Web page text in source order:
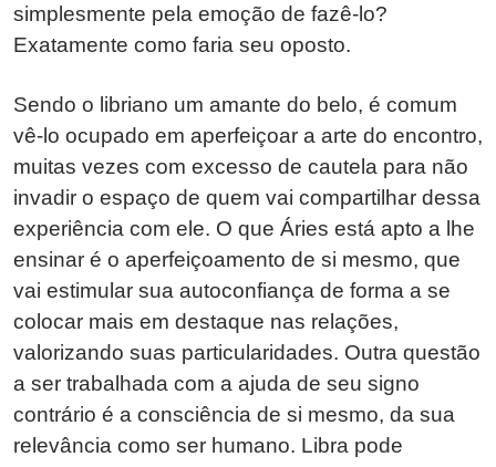
simplesmente pela emoção de fazê-lo?
Exatamente como faria seu oposto.
Sendo o libriano um amante do belo, é comum
vê-lo ocupado em aperfeiçoar a arte do encontro,
muitas vezes com excesso de cautela para não
invadir o espaço de quem vai compartilhar dessa
experiência com ele. O que Áries está apto a lhe
ensinar é o aperfeiçoamento de si mesmo, que
vai estimular sua autoconfiança de forma a se
colocar mais em destaque nas relações,
valorizando suas particularidades. Outra questão
a ser trabalhada com a ajuda de seu signo
contrário é a consciência de si mesmo, da sua
relevância como ser humano. Libra pode